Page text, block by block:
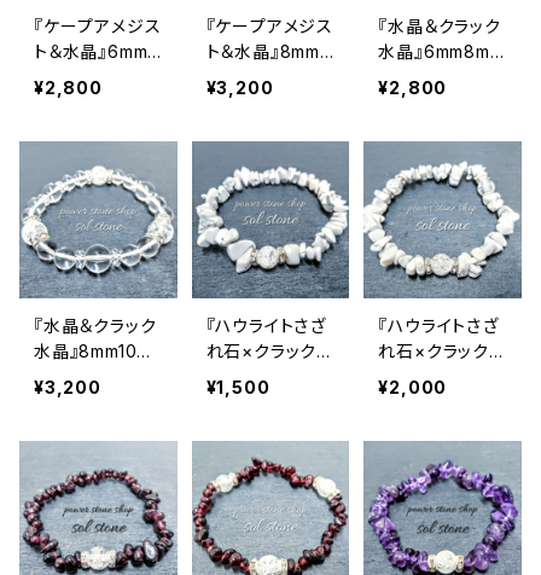
『ケープアメジス
ト＆水晶』6mm8
mm天然石パワ
ーストーンブレ
¥2,800
『ケープアメジス
ト＆水晶』8mm1
0mm天然石パワ
ーストーンブレ
¥3,200
『水晶＆クラック
水晶』6mm8mm
天然石パワース
トーンブレスレッ
¥2,800
『水晶＆クラック
水晶』8mm10m
m天然石パワー
ストーンブレスレ
¥3,200
『ハウライトさざ
れ石×クラック水
晶』天然石パワ
ーストーンブレ
¥1,500
『ハウライトさざ
れ石×クラック水
晶３つ』天然石パ
ワーストーンブレ
¥2,000